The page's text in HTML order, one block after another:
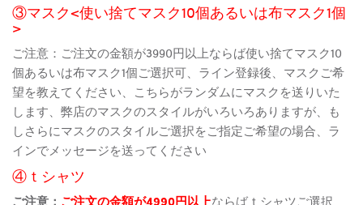
③マスク<使い捨てマスク10個あるいは布マスク1個
>
ご注意：ご注文の金額が3990円以上ならば使い捨てマスク10
個あるいは布マスク1個ご選択可、ライン登録後、マスクご希
望を教えてください、こちらがランダムにマスクを送りいた
します、弊店のマスクのスタイルがいろいろありますが、も
しさらにマスクのスタイルご選択をご指定ご希望の場合、ラ
インでメッセージを送ってください
④ｔシャツ
ご注意： ご注文の金額が4990円以上ならばｔシャツご選択